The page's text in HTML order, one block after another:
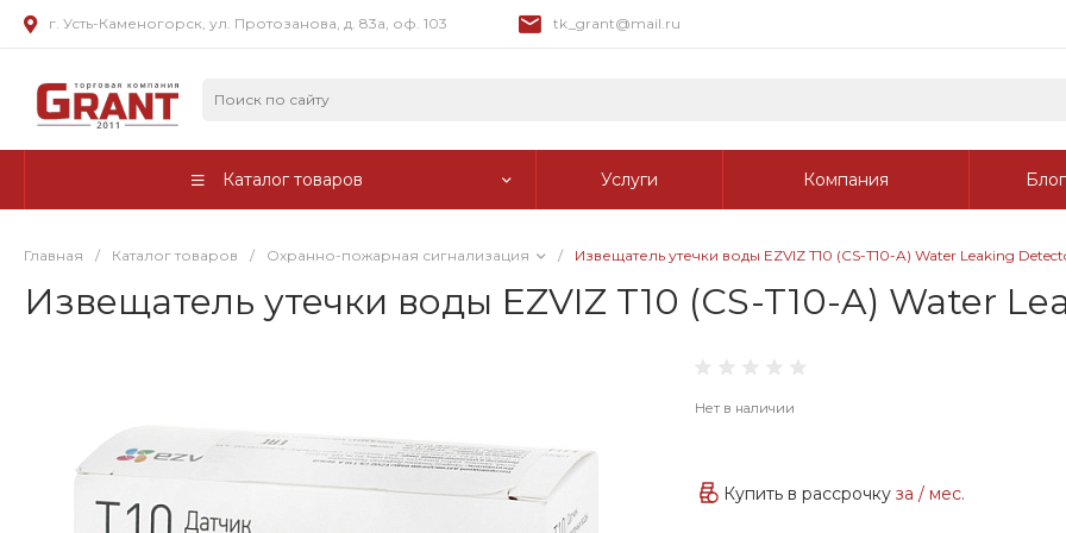
г. Усть-Каменогорск, ул. Протозанова, д. 83а, оф. 103 tk_grant@mail.ru
Каталог товаров Услуги Компания Блог
Главная / Каталог товаров / Охранно-пожарная сигнализация / Извещатель утечки воды EZVIZ T10 (CS-T10-A) Water Leaking
Извещатель утечки воды EZVIZ T10 (CS-T10-A) Water
Нет в наличии
Купить в рассрочкуза/ мес.